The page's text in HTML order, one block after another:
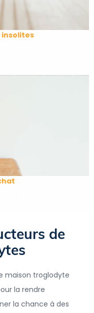
de
maison troglodyte
la rendre
la chance à des